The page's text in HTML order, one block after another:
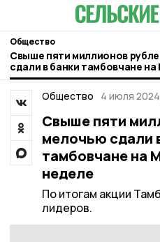
Общество
Свыше пяти миллионов
сдали в банки тамбовчане
неделе
Общество 4 июля
Свыше пяти
мелочью сдали
тамбовчане на
неделе
По итогам акции
лидеров.